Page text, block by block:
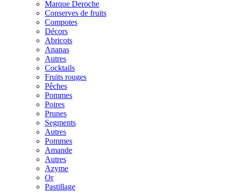
Marque Deroche
Conserves de fruits
Compotes
Décors
Abricots
Ananas
Autres
Cocktails
Fruits rouges
Pêches
Pommes
Poires
Prunes
Segments
Autres
Pommes
Amande
Autres
Azyme
Or
Pastillage